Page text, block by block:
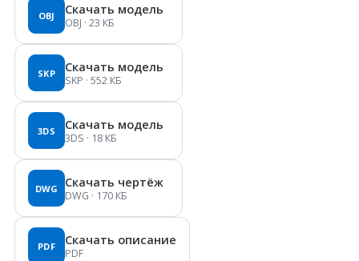
OBJ Скачать модель
OBJ · 23 КБ
SKP Скачать модель
SKP · 552 КБ
3DS Скачать модель
3DS · 18 КБ
DWG Скачать чертёж
DWG · 170 КБ
PDF Скачать описание
PDF